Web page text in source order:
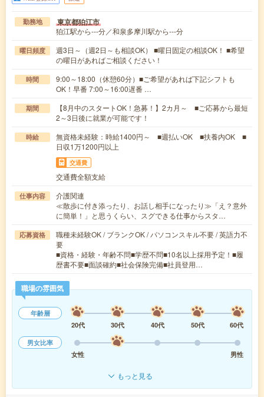
勤務地 東京都狛江市
狛江駅から---分／和泉多摩川駅から---分
曜日頻度
週3日～（週2日～も相談OK） ■曜日固定の相談OK！ ■希望
の曜日があればご相談ください！
時間
9:00～18:00（休憩60分）■ご希望があれば下記シフトも
OK！早番 7:00～16:00遅番 …
期間
【8月中のスタートOK！急募！】2カ月～ ■ご応募から最短
2～3日後に就業が可能です！
時給
無資格未経験：時給1400円～ ■週払いOK ■扶養内OK ■
日収1万1200円以上
交通費
交通費全額支給
仕事内容
介護関連
≪散歩に付き添ったり、お話し相手になったり≫「え？意外
に簡単！」と思うくらい、スグできる仕事からスタ…
応募資格
職種未経験OK / ブランクOK / パソコンスキル不要 / 英語力不
要
■資格・経験・年齢不問■学歴不問■10名以上採用予定！■履
歴書不要■面談確約■社会保険完備■社員登用…
職場の雰囲気
年齢層
20代
30代 40代 50代
60代
男女比率
女性
男性
もっと見る